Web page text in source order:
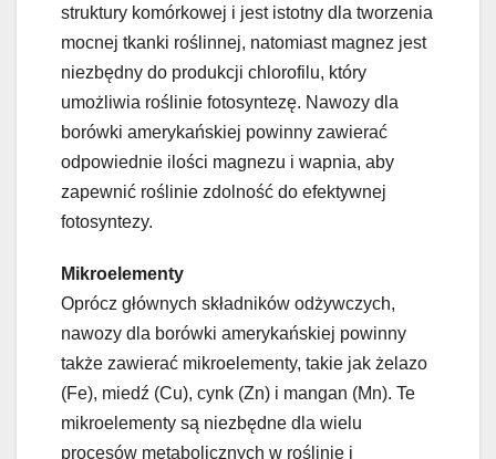
struktury komórkowej i jest istotny dla tworzenia
mocnej tkanki roślinnej, natomiast magnez jest
niezbędny do produkcji chlorofilu, który
umożliwia roślinie fotosyntezę. Nawozy dla
borówki amerykańskiej powinny zawierać
odpowiednie ilości magnezu i wapnia, aby
zapewnić roślinie zdolność do efektywnej
fotosyntezy.
Mikroelementy
Oprócz głównych składników odżywczych,
nawozy dla borówki amerykańskiej powinny
także zawierać mikroelementy, takie jak żelazo
(Fe), miedź (Cu), cynk (Zn) i mangan (Mn). Te
mikroelementy są niezbędne dla wielu
procesów metabolicznych w roślinie i